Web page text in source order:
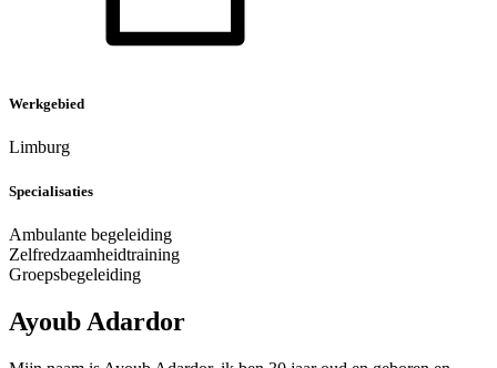
Werkgebied
Limburg
Specialisaties
Ambulante begeleiding
Zelfredzaamheidtraining
Groepsbegeleiding
Ayoub Adardor